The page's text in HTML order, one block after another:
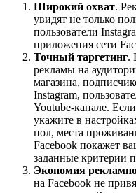
Широкий охват.
увидят не только
пользователи
приложения сети
Точный таргетинг.
рекламы на
магазина,
Instagram,
Youtube-канале.
укажите в
пол, места
Facebook покажет
заданные критерии
Экономия
на Facebook не